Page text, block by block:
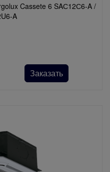
Cassete 6 SAС12С6-A /
A
Заказать